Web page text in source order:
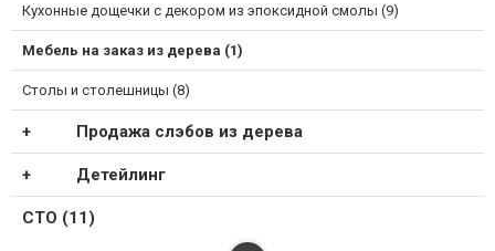
Кухонные дощечки с декором из эпоксидной смолы (9)
Мебель на заказ из дерева (1)
Столы и столешницы (8)
Продажа слэбов из дерева
Детейлинг
СТО (11)